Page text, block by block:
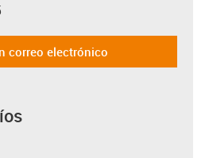
correo electrónico